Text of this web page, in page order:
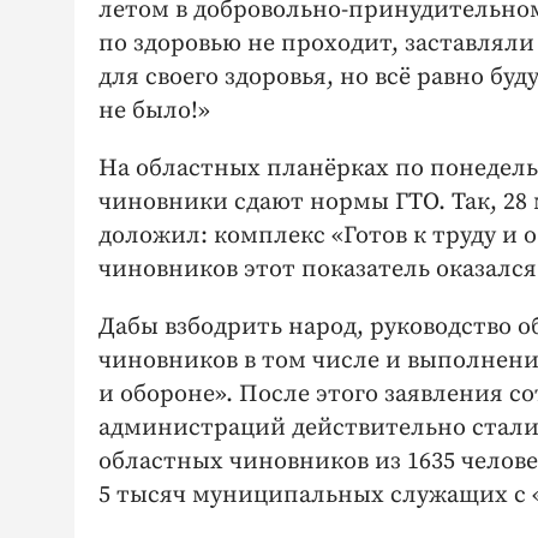
летом в добровольно-
по здоровью не проходит,
для своего здоровья, но всё равно
не было!»
На областных планёрках по
чиновники сдают нормы ГТО. Так, 28
доложил: комплекс «Готов к труду и
чиновников этот показатель
Дабы взбодрить народ, руководство
чиновников в том числе и
и обороне». После этого заявления
администраций действительно
областных чиновников из 1635
5 тысяч муниципальных служащих с